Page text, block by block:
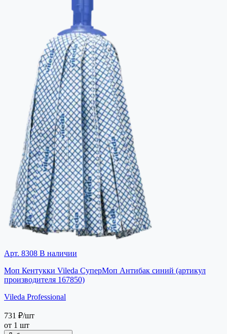
Арт. 8308 В наличии
Моп Кентукки Vileda СуперМоп Антибак синий (артикул
производителя 167850)
Vileda Professional
731 ₽/шт
от 1 шт